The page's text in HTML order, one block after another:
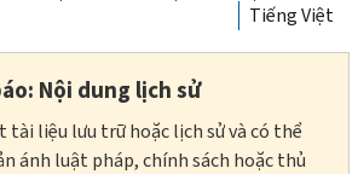
Tiếng Việt
Nội dung lịch sử
tài liệu lưu trữ hoặc lịch sử và có thể
ánh luật pháp, chính sách hoặc thủ